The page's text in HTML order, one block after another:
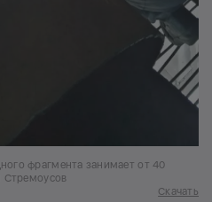
фрагмента занимает от 40
Стремоусов
Скачать